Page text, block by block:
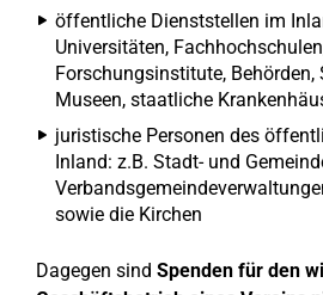
öffentliche Dienststellen im
Universitäten,
Forschungsinstitute,
Museen, staatliche
juristische Personen des
Inland: z.B. Stadt- und
sowie die Kirchen
Dagegen sind Spenden für den